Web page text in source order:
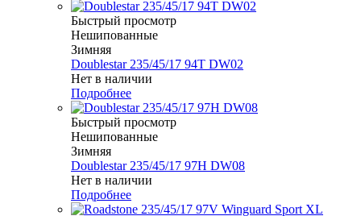
Быстрый просмотр
Нешипованные
Зимняя
Doublestar 235/45/17 94T DW02
Нет в наличии
Подробнее
Быстрый просмотр
Нешипованные
Зимняя
Doublestar 235/45/17 97H DW08
Нет в наличии
Подробнее